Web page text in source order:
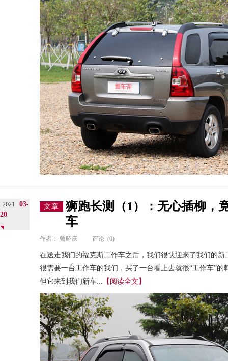
2021
03-
20
文章
狮跑长测（1）：无心插柳，
车
作者： 曾昭庆 评论 (0)
在送走我们的福克斯工作车之后，我们很快迎来了我们的
很需要一台工作车的我们，买了一台看上去就很“工作车”
但它来到我们新车... 【阅读全文】